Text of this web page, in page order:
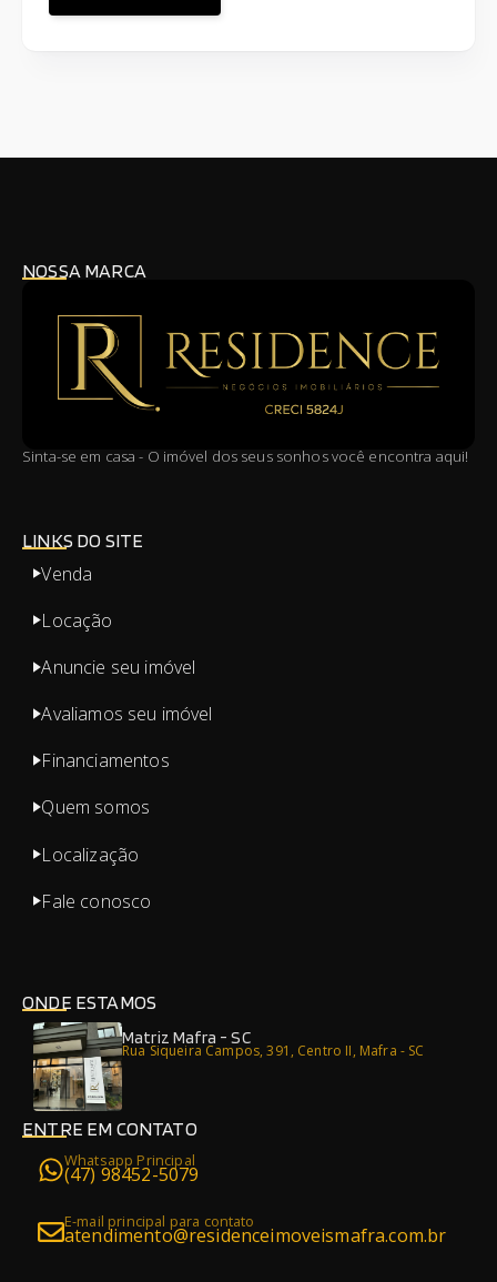
NOSSA MARCA
Sinta-se em casa - O imóvel dos seus sonhos você encontra aqui!
LINKS DO SITE
Venda
Locação
Anuncie seu imóvel
Avaliamos seu imóvel
Financiamentos
Quem somos
Localização
Fale conosco
ONDE ESTAMOS
Matriz Mafra - SC
Rua Siqueira Campos, 391, Centro II, Mafra - SC
ENTRE EM CONTATO
Whatsapp Principal
(47) 98452-5079
E-mail principal para contato
atendimento@residenceimoveismafra.com.br